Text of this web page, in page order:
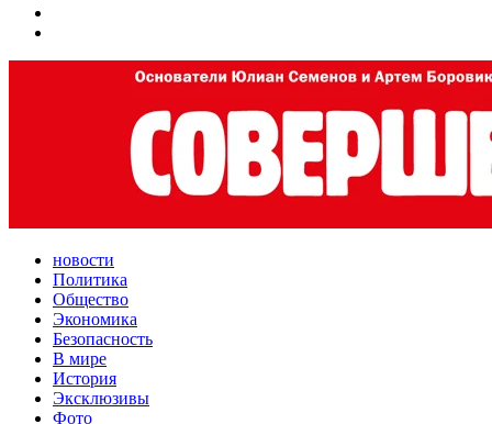
новости
Политика
Общество
Экономика
Безопасность
В мире
История
Эксклюзивы
Фото